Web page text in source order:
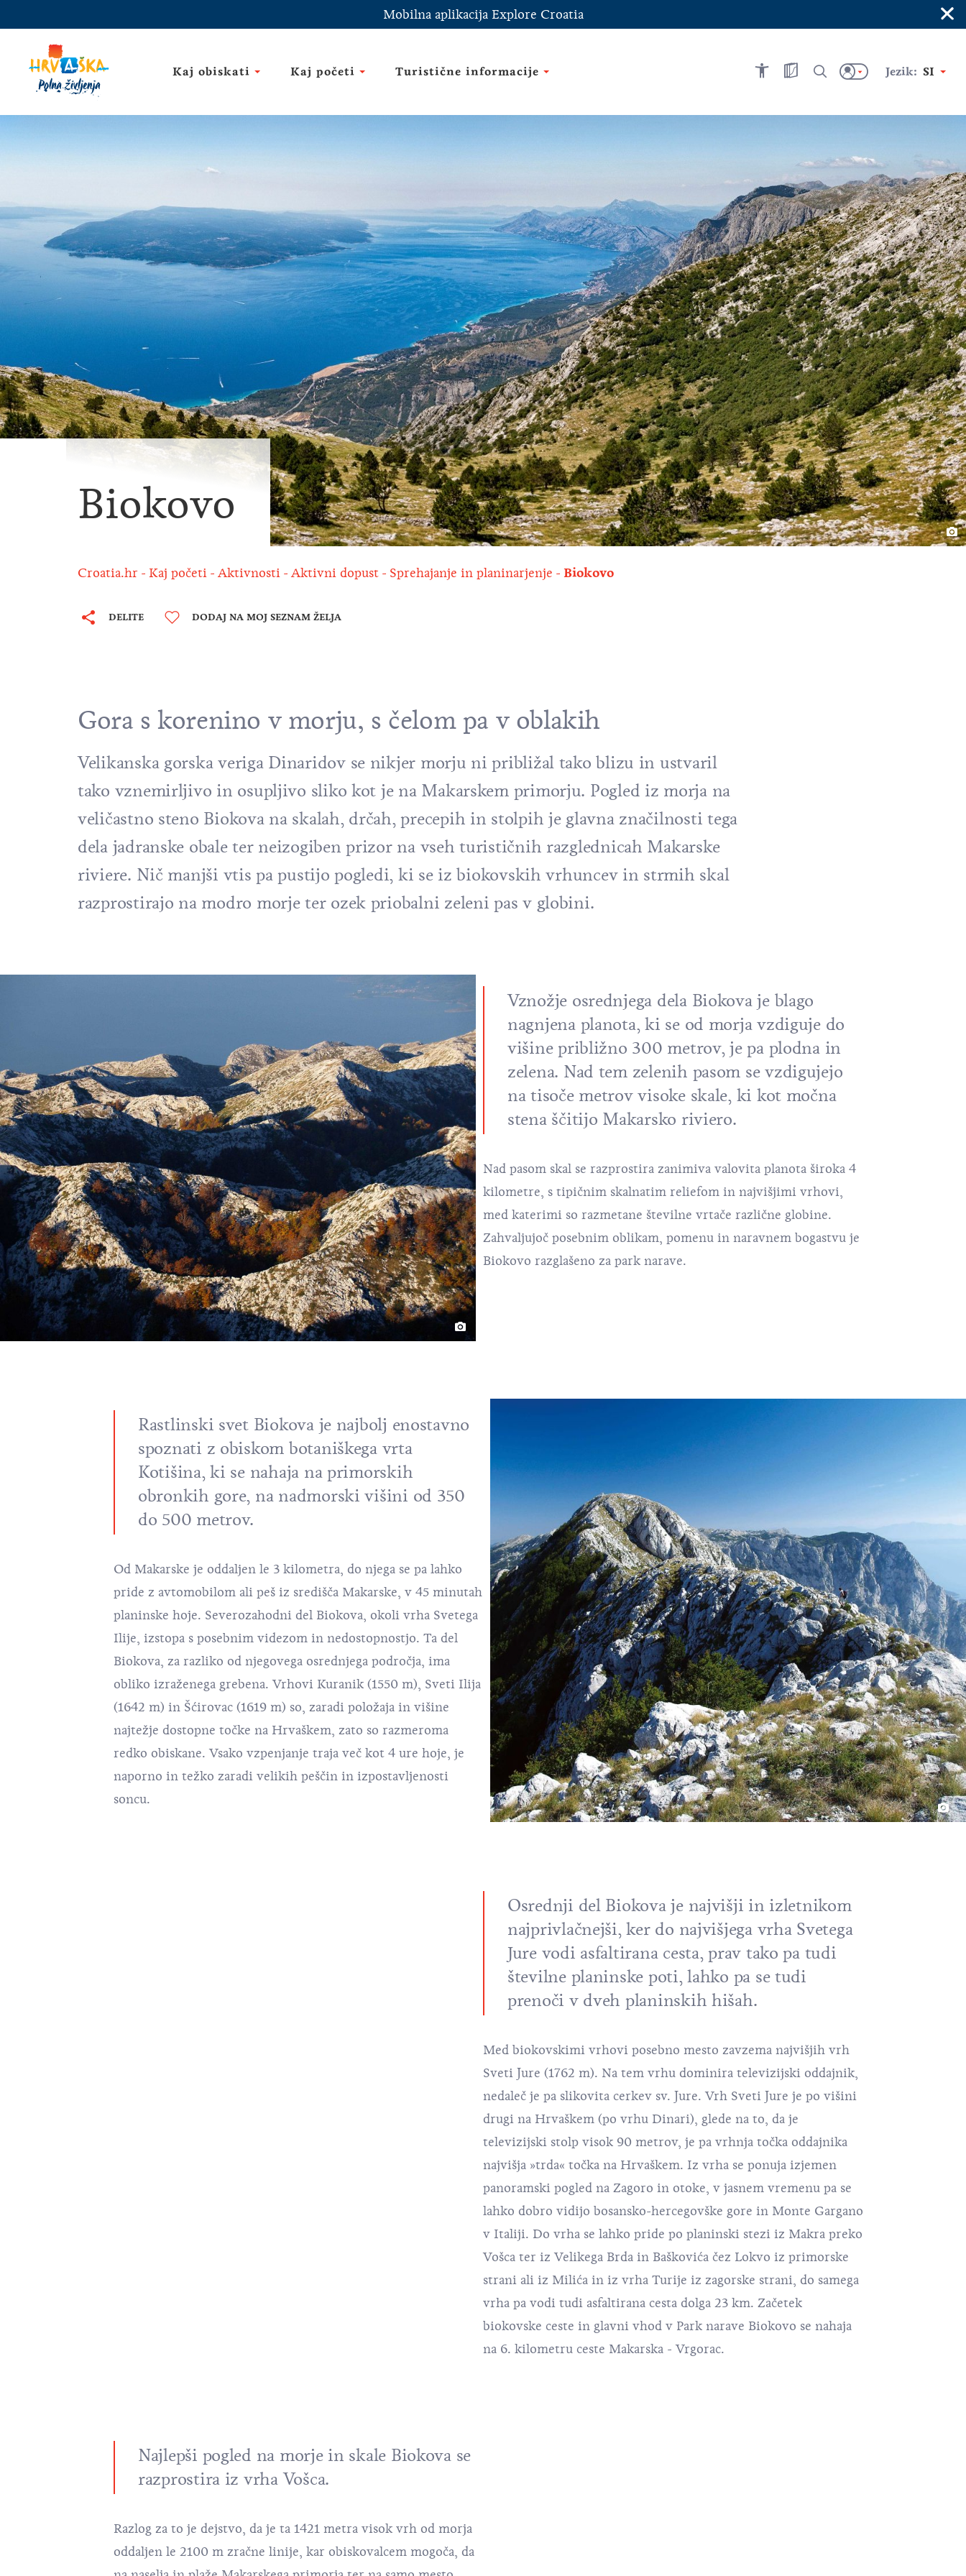
Mobilna aplikacija Explore Croatia ×
Kaj obiskati Kaj početi Turistične informacije Jezik: SI
Biokovo
Croatia.hr Kaj početi Aktivnosti Aktivni dopust Sprehajanje in planinarjenje Biokovo
DELITE DODAJ NA MOJ SEZNAM ŽELJA
Gora s korenino v morju, s čelom pa v oblakih
Velikanska gorska veriga Dinaridov se nikjer morju ni približal tako blizu in ustvaril
tako vznemirljivo in osupljivo sliko kot je na Makarskem primorju. Pogled iz morja na
veličastno steno Biokova na skalah, drčah, precepih in stolpih je glavna značilnosti tega
dela jadranske obale ter neizogiben prizor na vseh turističnih razglednicah Makarske
riviere. Nič manjši vtis pa pustijo pogledi, ki se iz biokovskih vrhuncev in strmih skal
razprostirajo na modro morje ter ozek priobalni zeleni pas v globini.
Vznožje osrednjega dela Biokova je blago
nagnjena planota, ki se od morja vzdiguje do
višine približno 300 metrov, je pa plodna in
zelena. Nad tem zelenih pasom se vzdigujejo
na tisoče metrov visoke skale, ki kot močna
stena ščitijo Makarsko riviero.
Nad pasom skal se razprostira zanimiva valovita planota široka 4
kilometre, s tipičnim skalnatim reliefom in najvišjimi vrhovi,
med katerimi so razmetane številne vrtače različne globine.
Zahvaljujoč posebnim oblikam, pomenu in naravnem bogastvu je
Biokovo razglašeno za park narave.
Rastlinski svet Biokova je najbolj enostavno
spoznati z obiskom botaniškega vrta
Kotišina, ki se nahaja na primorskih
obronkih gore, na nadmorski višini od 350
do 500 metrov.
Od Makarske je oddaljen le 3 kilometra, do njega se pa lahko
pride z avtomobilom ali peš iz središča Makarske, v 45 minutah
planinske hoje. Severozahodni del Biokova, okoli vrha Svetega
Ilije, izstopa s posebnim videzom in nedostopnostjo. Ta del
Biokova, za razliko od njegovega osrednjega področja, ima
obliko izraženega grebena. Vrhovi Kuranik (1550 m), Sveti Ilija
(1642 m) in Šćirovac (1619 m) so, zaradi položaja in višine
najtežje dostopne točke na Hrvaškem, zato so razmeroma
redko obiskane. Vsako vzpenjanje traja več kot 4 ure hoje, je
naporno in težko zaradi velikih peščin in izpostavljenosti
soncu.
Osrednji del Biokova je najvišji in izletnikom
najprivlačnejši, ker do najvišjega vrha Svetega
Jure vodi asfaltirana cesta, prav tako pa tudi
številne planinske poti, lahko pa se tudi
prenoči v dveh planinskih hišah.
Med biokovskimi vrhovi posebno mesto zavzema najvišjih vrh
Sveti Jure (1762 m). Na tem vrhu dominira televizijski oddajnik,
nedaleč je pa slikovita cerkev sv. Jure. Vrh Sveti Jure je po višini
drugi na Hrvaškem (po vrhu Dinari), glede na to, da je
televizijski stolp visok 90 metrov, je pa vrhnja točka oddajnika
najvišja »trda« točka na Hrvaškem. Iz vrha se ponuja izjemen
panoramski pogled na Zagoro in otoke, v jasnem vremenu pa se
lahko dobro vidijo bosansko-hercegovške gore in Monte Gargano
v Italiji. Do vrha se lahko pride po planinski stezi iz Makra preko
Vošca ter iz Velikega Brda in Baškovića čez Lokvo iz primorske
strani ali iz Milića in iz vrha Turije iz zagorske strani, do samega
vrha pa vodi tudi asfaltirana cesta dolga 23 km. Začetek
biokovske ceste in glavni vhod v Park narave Biokovo se nahaja
na 6. kilometru ceste Makarska - Vrgorac.
Najlepši pogled na morje in skale Biokova se
razprostira iz vrha Vošca.
Razlog za to je dejstvo, da je ta 1421 metra visok vrh od morja
oddaljen le 2100 m zračne linije, kar obiskovalcem mogoča, da